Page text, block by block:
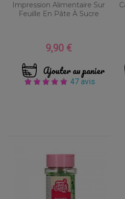
Impression Alimentaire Sur
Feuille En Pâte À Sucre
Prix
9,90 €
Ajouter au panier
47 avis